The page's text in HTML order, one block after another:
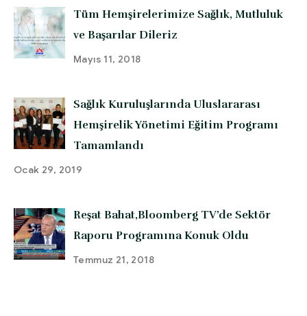
Tüm Hemşirelerimize Sağlık, Mutluluk
ve Başarılar Dileriz
Mayıs 11, 2018
Sağlık Kuruluşlarında Uluslararası
Hemşirelik Yönetimi Eğitim Programı
Tamamlandı
Ocak 29, 2019
Reşat Bahat,Bloomberg TV’de Sektör
Raporu Programına Konuk Oldu
Temmuz 21, 2018